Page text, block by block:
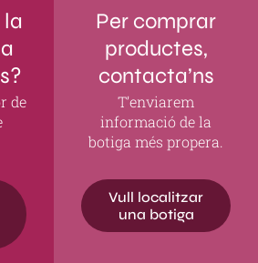
de
Per comprar
productes,
contacta’ns
T’enviarem
informació de la
botiga més propera.
Vull localitzar
una botiga